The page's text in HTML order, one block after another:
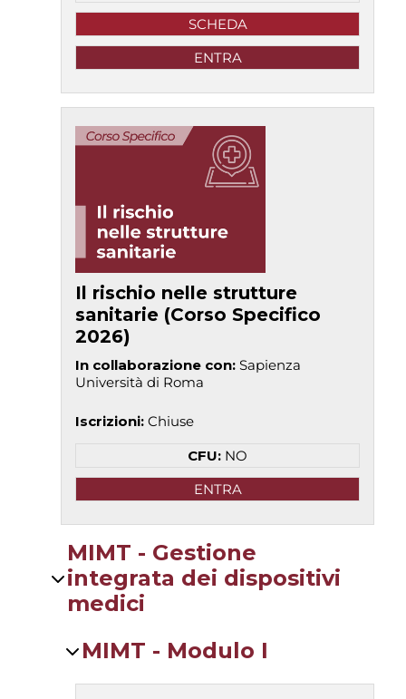
SCHEDA
ENTRA
Il rischio nelle strutture
sanitarie (Corso Specifico
2026)
In collaborazione con: Sapienza
Università di Roma
Iscrizioni: Chiuse
CFU: NO
ENTRA
MIMT - Gestione
integrata dei dispositivi
medici
MIMT - Modulo I